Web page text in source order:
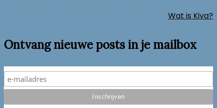
Wat is Kiva?
Ontvang nieuwe posts in je mailbox